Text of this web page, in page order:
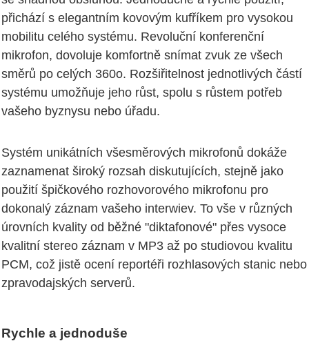
přichází s elegantním kovovým kufříkem pro vysokou
mobilitu celého systému. Revoluční konferenční
mikrofon, dovoluje komfortně snímat zvuk ze všech
směrů po celých 360o. Rozšiřitelnost jednotlivých částí
systému umožňuje jeho růst, spolu s růstem potřeb
vašeho byznysu nebo úřadu.
Systém unikátních všesměrových mikrofonů dokáže
zaznamenat široký rozsah diskutujících, stejně jako
použití špičkového rozhovorového mikrofonu pro
dokonalý záznam vašeho interwiev. To vše v různých
úrovních kvality od běžné "diktafonové" přes vysoce
kvalitní stereo záznam v MP3 až po studiovou kvalitu
PCM, což jistě ocení reportéři rozhlasových stanic nebo
zpravodajských serverů.
Rychle a jednoduše